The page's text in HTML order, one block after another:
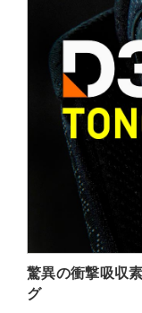
驚異の衝撃吸収
グ